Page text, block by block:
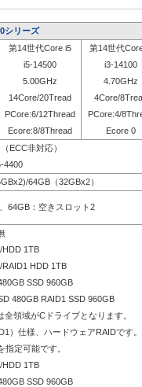
シリーズ
第14世代Core i5
第14世代
i5-14500
i3-14100
5.00GHz
4.70GHz
14Core/20Tread
4Core/
PCore:6/12Thread
PCore:4/
Ecore:8/8Thread Ecore 0
ECC非対応）
4400
64GB（32GBx2）
64GB：空きスロット2
HDD 1TB
RAID1 HDD 1TB
SSD 960GB
480GB RAID1 SSD 960GB
領域がCドライブとなります。
）仕様、ハードウェアRAIDです。
指定可能です。
HDD 1TB
SSD 960GB